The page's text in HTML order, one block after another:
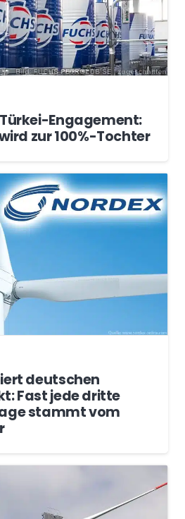
Türkei-Engagement:
zur 100%-Tochter
deutschen
Fast jede dritte
stammt vom